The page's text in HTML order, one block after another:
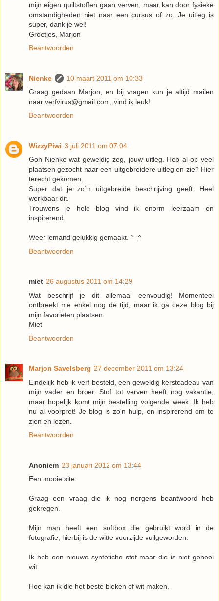
mijn eigen quiltstoffen gaan verven, maar kan door fysieke
omstandigheden niet naar een cursus of zo. Je uitleg is
super, dank je wel!
Groetjes, Marjon
Beantwoorden
Nienke
10 maart 2011 om 10:33
Graag gedaan Marjon, en bij vragen kun je altijd mailen
naar verfvirus@gmail.com, vind ik leuk!
Beantwoorden
WizzyPiwi 3 juli 2011 om 07:04
Goh Nienke wat geweldig zeg, jouw uitleg. Heb al op veel
plaatsen gezocht naar een uitgebreidere uitleg en zie? Hier
terecht gekomen.
Super dat je zo`n uitgebreide beschrijving geeft. Heel
werkbaar dit.
Trouwens je hele blog vind ik enorm leerzaam en
inspirerend.
Weer iemand gelukkig gemaakt. ^_^
Beantwoorden
miet 26 augustus 2011 om 14:29
Wat beschrijf je dit allemaal eenvoudig! Momenteel
ontbreekt me enkel nog de tijd, maar ik ga deze blog bij
mijn favorieten plaatsen.
Miet
Beantwoorden
Marjon Savelsberg 27 december 2011 om 13:24
Eindelijk heb ik verf besteld, een geweldig kerstcadeau van
mijn vader en broer. Stof tot verven heeft nog vakantie,
maar hopelijk komt mijn bestelling volgende week. Ik heb
nu al voorpret! Je blog is zo'n hulp, en inspirerend om te
zien en lezen.
Beantwoorden
Anoniem 23 januari 2012 om 13:44
Een mooie site.
Graag een vraag die ik nog nergens beantwoord heb
gekregen.
Mijn man heeft een softbox die gebruikt word in de
fotografie, hierbij is de witte voorzijde vuilgeworden.
Ik heb een nieuwe syntetiche stof maar die is niet geheel
wit.
Hoe kan ik die het beste bleken of wit maken.